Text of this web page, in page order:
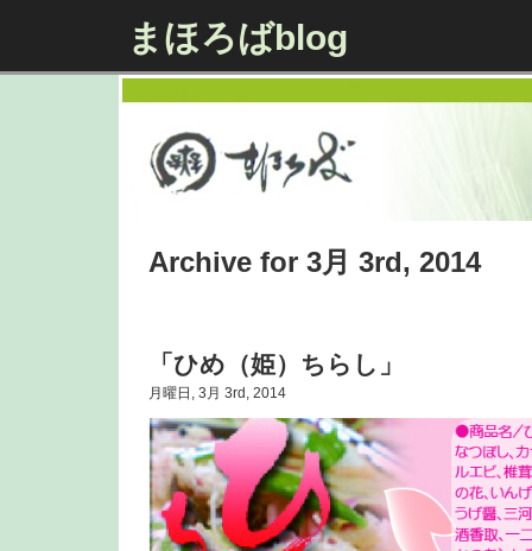
まほろばblog
Archive for 3月 3rd, 2014
「ひめ（姫）ちらし」
月曜日, 3月 3rd, 2014